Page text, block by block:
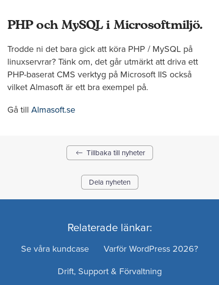
PHP och MySQL i Microsoftmiljö.
Trodde ni det bara gick att köra PHP / MySQL på
linuxservrar? Tänk om, det går utmärkt att driva ett
PHP-baserat CMS verktyg på Microsoft IIS också
vilket Almasoft är ett bra exempel på.
Gå till Almasoft.se
Tillbaka till nyheter
Dela nyheten
Relaterade länkar:
Se våra kundcase
Varför WordPress 2026?
Drift, Support & Förvaltning